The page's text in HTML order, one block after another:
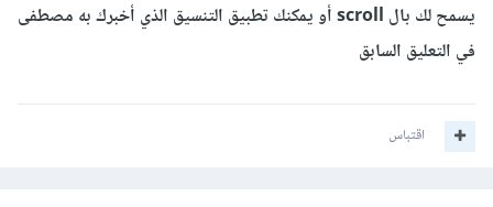
يسمح لك بال scroll أو يمكنك تطبيق التنسيق الذي أخبرك به مصطفى
في التعليق السابق
اقتباس